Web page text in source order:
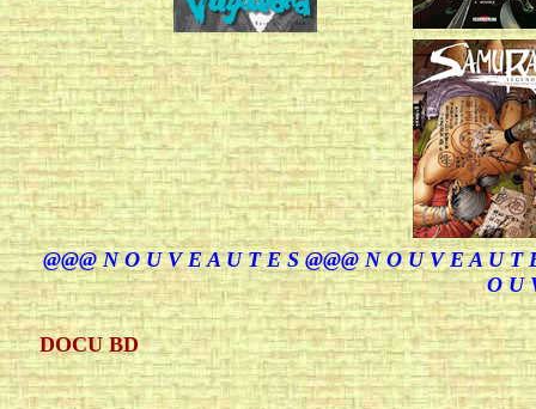
@@@ N O U V E A U T E S @@@ N O U V E A U
O U
DOCU BD